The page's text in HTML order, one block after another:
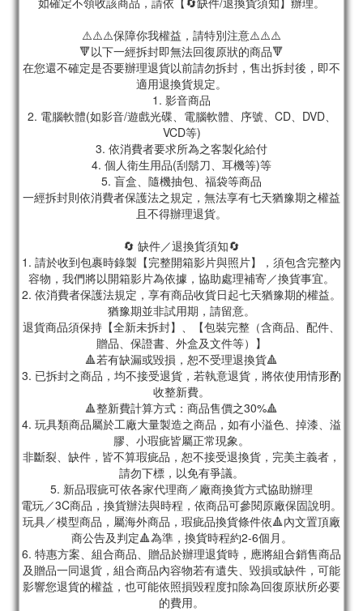
⚠️⚠️⚠️保障你我權益，請特別注意⚠️⚠️⚠️
🔻以下一經拆封即無法回復原狀的商品🔻
在您還不確定是否要辦理退貨以前請勿拆封，售出拆封後，即不
適用退換貨規定。
1. 影音商品
2. 電腦軟體(如影音/遊戲光碟、電腦軟體、序號、CD、DVD、
VCD等)
3. 依消費者要求所為之客製化給付
4. 個人衛生用品(刮鬍刀、耳機等)等
5. 盲盒、隨機抽包、福袋等商品
一經拆封則依消費者保護法之規定，無法享有七天猶豫期之權益
且不得辦理退貨。
🔄 缺件／退換貨須知🔄
1. 請於收到包裹時錄製【完整開箱影片與照片】，須包含完整內
容物，我們將以開箱影片為依據，協助處理補寄／換貨事宜。
2. 依消費者保護法規定，享有商品收貨日起七天猶豫期的權益。
猶豫期並非試用期，請留意。
退貨商品須保持【全新未拆封】、【包裝完整（含商品、配件、
贈品、保證書、外盒及文件等）】
🔺若有缺漏或毀損，恕不受理退換貨🔺
3. 已拆封之商品，均不接受退貨，若執意退貨，將依使用情形酌
收整新費。
🔺整新費計算方式：商品售價之30%🔺
4. 玩具類商品屬於工廠大量製造之商品，如有小溢色、掉漆、溢
膠、小瑕疵皆屬正常現象。
非斷裂、缺件，皆不算瑕疵品，恕不接受退換貨，完美主義者，
請勿下標，以免有爭議。
5. 新品瑕疵可依各家代理商／廠商換貨方式協助辦理
電玩／3C商品，換貨辦法與時程，依商品可參閱原廠保固說明。
玩具／模型商品，屬海外商品，瑕疵品換貨條件依🔺內文置頂廠
商公告及判定🔺為準，換貨時程約2-6個月。
6. 特惠方案、組合商品、贈品於辦理退貨時，應將組合銷售商品
及贈品一同退貨，組合商品內容物若有遺失、毀損或缺件，可能
影響您退貨的權益，也可能依照損毀程度扣除為回復原狀所必要
的費用。